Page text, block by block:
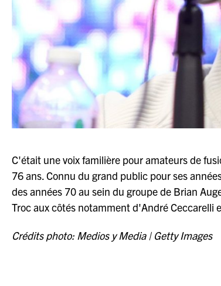
C'était une voix familière pour amateurs de
76 ans. Connu du grand public pour ses
des années 70 au sein du groupe de Brian
Troc aux côtés notamment d'André Ceccarelli
Crédits photo: Medios y Media | Getty Images